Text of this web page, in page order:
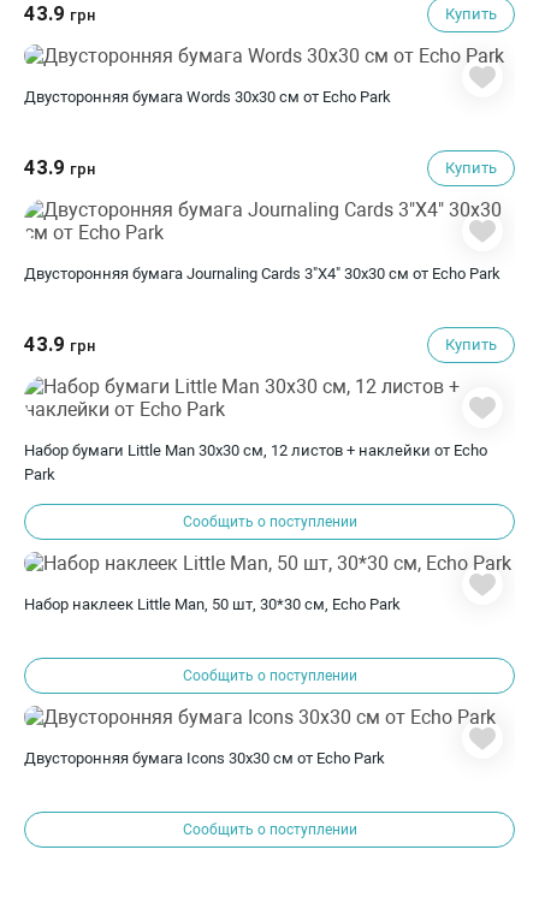
43.9 грн Купить
Двусторонняя бумага Words 30х30 см от Echo Park
43.9 грн Купить
Двусторонняя бумага Journaling Cards 3"X4" 30х30 см от Echo Park
43.9 грн Купить
Набор бумаги Little Man 30х30 см, 12 листов + наклейки от Echo
Park
Сообщить о поступлении
Набор наклеек Little Man, 50 шт, 30*30 см, Echo Park
Сообщить о поступлении
Двусторонняя бумага Icons 30х30 см от Echo Park
Сообщить о поступлении